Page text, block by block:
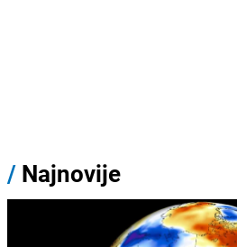
/ Najnovije